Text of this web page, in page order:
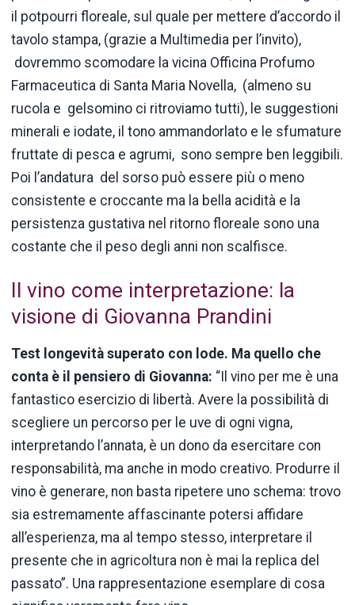
il potpourri floreale, sul quale per mettere d’accordo il
tavolo stampa, (grazie a Multimedia per l’invito),
dovremmo scomodare la vicina Officina Profumo
Farmaceutica di Santa Maria Novella, (almeno su
rucola e gelsomino ci ritroviamo tutti), le suggestioni
minerali e iodate, il tono ammandorlato e le sfumature
fruttate di pesca e agrumi, sono sempre ben leggibili.
Poi l’andatura del sorso può essere più o meno
consistente e croccante ma la bella acidità e la
persistenza gustativa nel ritorno floreale sono una
costante che il peso degli anni non scalfisce.
Il vino come interpretazione: la
visione di Giovanna Prandini
Test longevità superato con lode. Ma quello che
conta è il pensiero di Giovanna: “Il vino per me è una
fantastico esercizio di libertà. Avere la possibilità di
scegliere un percorso per le uve di ogni vigna,
interpretando l’annata, è un dono da esercitare con
responsabilità, ma anche in modo creativo. Produrre il
vino è generare, non basta ripetere uno schema: trovo
sia estremamente affascinante potersi affidare
all’esperienza, ma al tempo stesso, interpretare il
presente che in agricoltura non è mai la replica del
passato”. Una rappresentazione esemplare di cosa